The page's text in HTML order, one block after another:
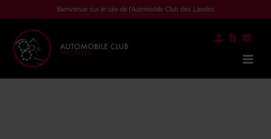
au
contenu
Bienvenue sur le site de l'Automobile Club des Landes